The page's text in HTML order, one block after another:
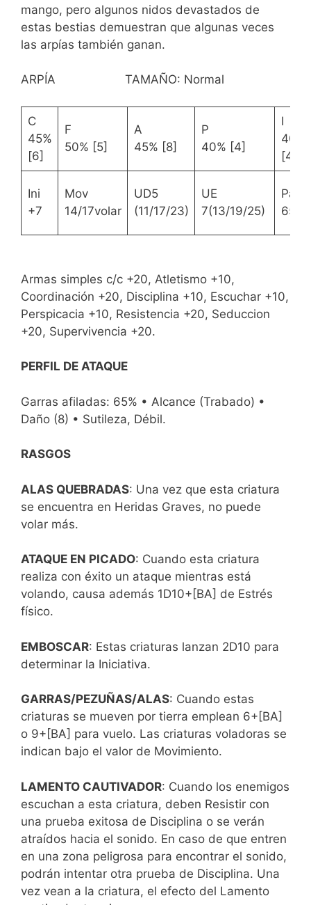
mango, pero algunos nidos devastados de
estas bestias demuestran que algunas veces
las arpías también ganan.
ARPÍA TAMAÑO: Normal
C
45%
[6]
F
50% [5]
A
45% [8]
P
40% [4]
I
40%
[4]
Ini
+7
Mov
14/17volar
UD5
(11/17/23)
UE
7(13/19/25)
Par
65%
Armas simples c/c +20, Atletismo +10,
Coordinación +20, Disciplina +10, Escuchar +10,
Perspicacia +10, Resistencia +20, Seduccion
+20, Supervivencia +20.
PERFIL DE ATAQUE
Garras afiladas: 65% • Alcance (Trabado) •
Daño (8) • Sutileza, Débil.
RASGOS
ALAS QUEBRADAS: Una vez que esta criatura
se encuentra en Heridas Graves, no puede
volar más.
ATAQUE EN PICADO: Cuando esta criatura
realiza con éxito un ataque mientras está
volando, causa además 1D10+[BA] de Estrés
físico.
EMBOSCAR: Estas criaturas lanzan 2D10 para
determinar la Iniciativa.
GARRAS/PEZUÑAS/ALAS: Cuando estas
criaturas se mueven por tierra emplean 6+[BA]
o 9+[BA] para vuelo. Las criaturas voladoras se
indican bajo el valor de Movimiento.
LAMENTO CAUTIVADOR: Cuando los enemigos
escuchan a esta criatura, deben Resistir con
una prueba exitosa de Disciplina o se verán
atraídos hacia el sonido. En caso de que entren
en una zona peligrosa para encontrar el sonido,
podrán intentar otra prueba de Disciplina. Una
vez vean a la criatura, el efecto del Lamento